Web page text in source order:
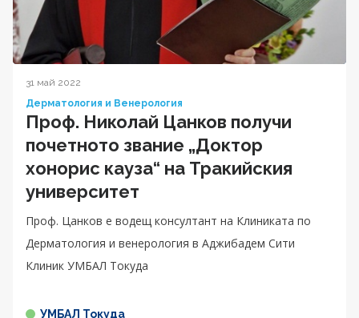
31 май 2022
Дерматология и Венерология
Проф. Николай Цанков получи
почетното звание „Доктор
хонорис кауза“ на Тракийския
университет
Проф. Цанков е водещ консултант на Клиниката по
Дерматология и венерология в Аджибадем Сити
Клиник УМБАЛ Токуда
УМБАЛ Токуда